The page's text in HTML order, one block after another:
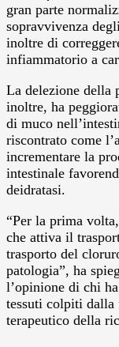
gran parte
sopravvivenza
inoltre di
infiammatorio a
La delezione della
inoltre, ha
di muco
riscontrato come
incrementare la
intestinale
deidratasi.
“Per la prima
che attiva il
trasporto del
patologia”, ha
l’opinione di chi
tessuti colpiti
terapeutico della